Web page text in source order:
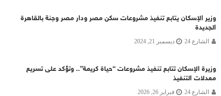
وزير الإسكان يتابع تنفيذ مشروعات سكن مصر ودار مصر وجنة بالقاهرة
الجديدة
الشارع 24 ديسمبر 21, 2024
وزيرة الإسكان تتابع تنفيذ مشروعات “حياة كريمة”.. وتؤكد على تسريع
معدلات التنفيذ
الشارع 24 فبراير 26, 2026